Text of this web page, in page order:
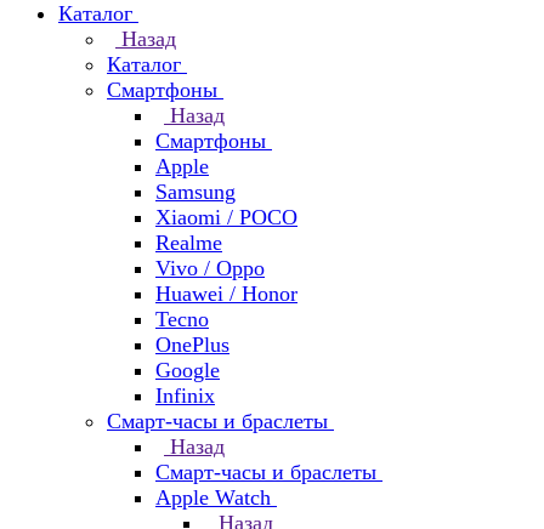
Каталог
Назад
Каталог
Смартфоны
Назад
Смартфоны
Apple
Samsung
Xiaomi / POCO
Realme
Vivo / Oppo
Huawei / Honor
Tecno
OnePlus
Google
Infinix
Смарт-часы и браслеты
Назад
Смарт-часы и браслеты
Apple Watch
Назад